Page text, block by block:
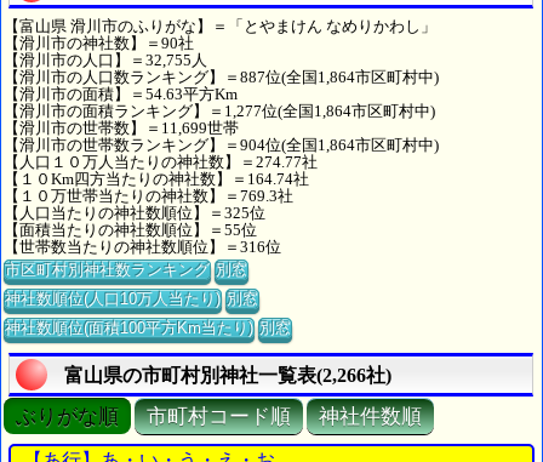
【富山県 滑川市のふりがな】＝「とやまけん なめりかわし」
【滑川市の神社数】＝90社
【滑川市の人口】＝32,755人
【滑川市の人口数ランキング】＝887位(全国1,864市区町村中)
【滑川市の面積】＝54.63平方Km
【滑川市の面積ランキング】＝1,277位(全国1,864市区町村中)
【滑川市の世帯数】＝11,699世帯
【滑川市の世帯数ランキング】＝904位(全国1,864市区町村中)
【人口１０万人当たりの神社数】＝274.77社
【１０Km四方当たりの神社数】＝164.74社
【１０万世帯当たりの神社数】＝769.3社
【人口当たりの神社数順位】＝325位
【面積当たりの神社数順位】＝55位
【世帯数当たりの神社数順位】＝316位
市区町村別神社数ランキング 別窓
神社数順位(人口10万人当たり) 別窓
神社数順位(面積100平方Km当たり) 別窓
富山県の市町村別神社一覧表(2,266社)
ぶりがな順 市町村コード順 神社件数順